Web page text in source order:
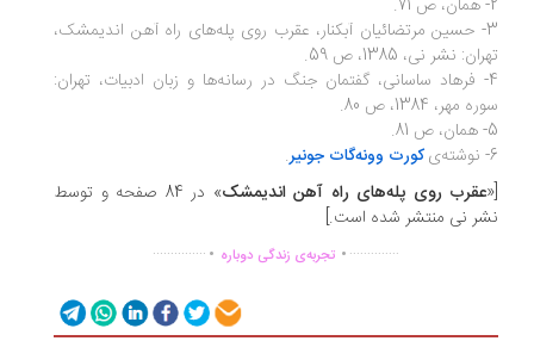
3- حسین مرتضائیان آبکنار، عقرب روی پله‌های راه آهن اندیمشک،
نشر نی، 1385، ص 59.
4- فرهاد ساسانی، گفتمان جنگ در رسانه‌ها و زبان ادبیات، تهران:
مهر، 1384، ص 80.
کورت وونه‌گات جونیر.
عقرب روی پله‌های راه آهن اندیمشک
» در 84 صفحه و توسط
نی منتشر شده است.]
................تجربه‌ی زندگی دوباره ...............